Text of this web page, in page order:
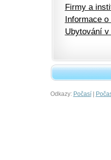
Firmy a
Informace o
Ubytování v
Odkazy: Počasí|